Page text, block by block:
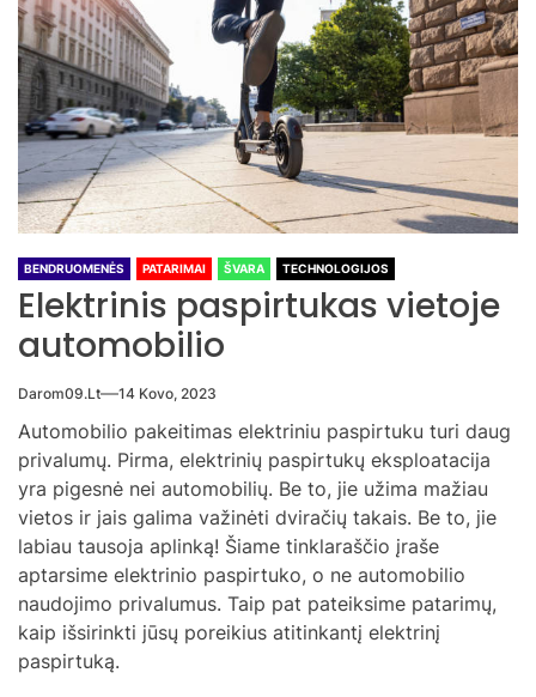
BENDRUOMENĖS PATARIMAI ŠVARA TECHNOLOGIJOS
Elektrinis paspirtukas vietoje
automobilio
Darom09.lt 14 Kovo, 2023
Automobilio pakeitimas elektriniu paspirtuku turi daug
privalumų. Pirma, elektrinių paspirtukų eksploatacija
yra pigesnė nei automobilių. Be to, jie užima mažiau
vietos ir jais galima važinėti dviračių takais. Be to, jie
labiau tausoja aplinką! Šiame tinklaraščio įraše
aptarsime elektrinio paspirtuko, o ne automobilio
naudojimo privalumus. Taip pat pateiksime patarimų,
kaip išsirinkti jūsų poreikius atitinkantį elektrinį
paspirtuką.